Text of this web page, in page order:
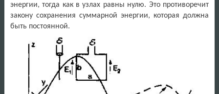
энергии, тогда как в узлах равны нулю. Это противоречит
закону сохранения суммарной энергии, которая должна
быть постоянной.